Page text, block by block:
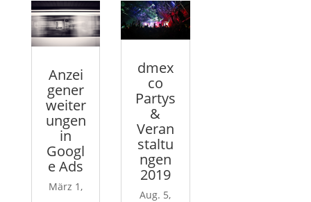
Anzei
gener
weiter
ungen
in
Googl
e Ads
März 1,
dmex
co
Partys
&
Veran
staltu
ngen
2019
Aug. 5,